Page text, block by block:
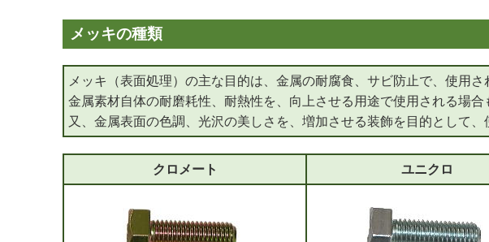
メッキの種類
メッキ（表面処理）の主な目的は、金属の耐腐食、サビ防止で、使用さ
金属素材自体の耐磨耗性、耐熱性を、向上させる用途で使用される場合
又、金属表面の色調、光沢の美しさを、増加させる装飾を目的として、
クロメート ユニクロ